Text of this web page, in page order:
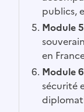
publics,
Module
en
Module
sécurité